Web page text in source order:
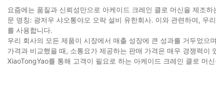
요즘에는 품질과 신뢰성만으로 아케이드 크레인 클로 머신을 제조
문 명칭: 광저우 샤오통야오 오락 설비 유한회사. 이와 관련하여, 우
를 사용합니다.
우리 회사의 모든 제품이 시장에서 매출 성장에 큰 성과를 거두었
가격과 비교했을 때, 소통요가 제공하는 판매 가격은 매우 경쟁력
XiaoTongYao를 통해 고객이 필요로 하는 아케이드 크레인 클로 머